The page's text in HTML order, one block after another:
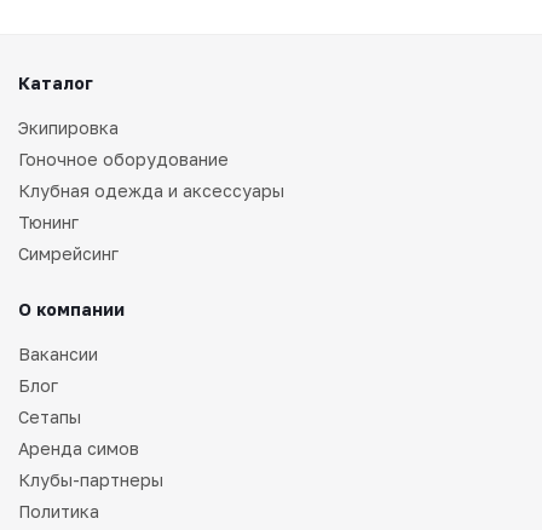
Каталог
Экипировка
Гоночное оборудование
Клубная одежда и аксессуары
Тюнинг
Симрейсинг
О компании
Вакансии
Блог
Сетапы
Аренда симов
Клубы-партнеры
Политика